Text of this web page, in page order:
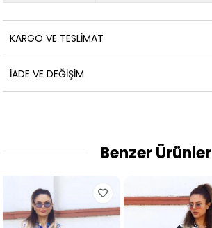
KARGO VE TESLIMAT
İADE VE DEĞIŞIM
Benzer Ürünler